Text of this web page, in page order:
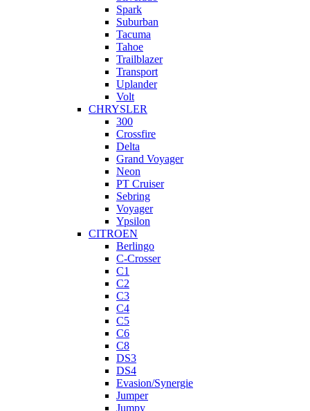
Spark
Suburban
Tacuma
Tahoe
Trailblazer
Transport
Uplander
Volt
CHRYSLER
300
Crossfire
Delta
Grand Voyager
Neon
PT Cruiser
Sebring
Voyager
Ypsilon
CITROEN
Berlingo
C-Crosser
C1
C2
C3
C4
C5
C6
C8
DS3
DS4
Evasion/Synergie
Jumper
Jumpy